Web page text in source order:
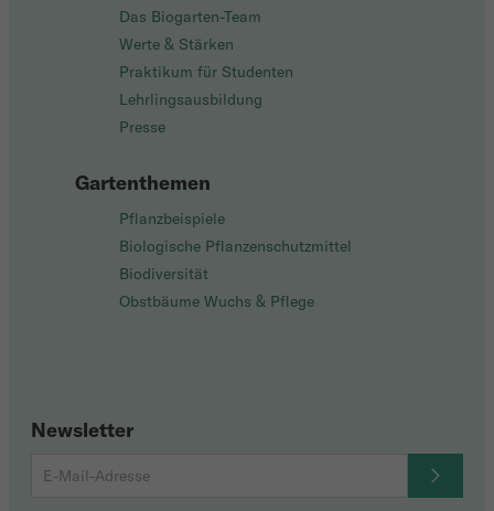
Das Biogarten-Team
Werte & Stärken
Praktikum für Studenten
Lehrlingsausbildung
Presse
Gartenthemen
Pflanzbeispiele
Biologische Pflanzenschutzmittel
Biodiversität
Obstbäume Wuchs & Pflege
Newsletter